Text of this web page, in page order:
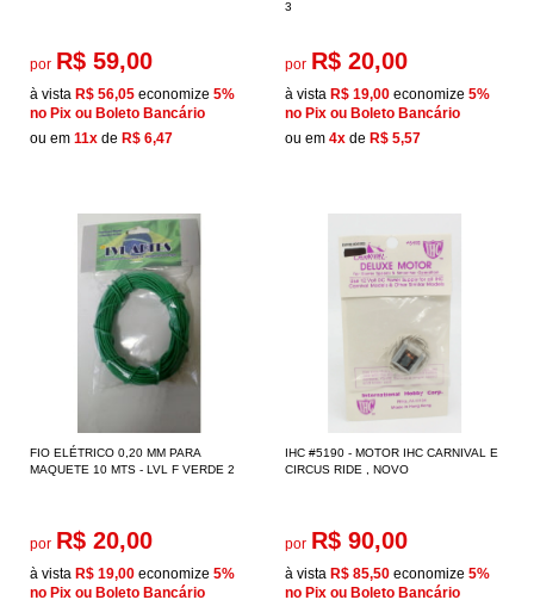
por R$ 59,00
à vista R$ 56,05 economize 5%
no Pix ou Boleto Bancário
ou em 11x de R$ 6,47
3
por R$ 20,00
à vista R$ 19,00 economize 5%
no Pix ou Boleto Bancário
ou em 4x de R$ 5,57
FIO ELÉTRICO 0,20 MM PARA
MAQUETE 10 MTS - LVL F VERDE 2
por R$ 20,00
à vista R$ 19,00 economize 5%
no Pix ou Boleto Bancário
IHC #5190 - MOTOR IHC CARNIVAL E
CIRCUS RIDE , NOVO
por R$ 90,00
à vista R$ 85,50 economize 5%
no Pix ou Boleto Bancário